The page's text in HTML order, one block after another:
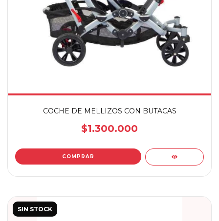
COCHE DE MELLIZOS CON BUTACAS
$1.300.000
SIN STOCK